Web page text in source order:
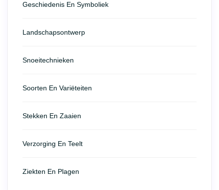
Geschiedenis En Symboliek
Landschapsontwerp
Snoeitechnieken
Soorten En Variëteiten
Stekken En Zaaien
Verzorging En Teelt
Ziekten En Plagen